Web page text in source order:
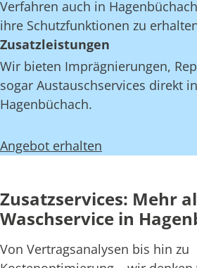
Verfahren auch in
ihre Schutzfunktionen zu
Zusatzleistungen
Wir bieten Imprägnierungen,
sogar Austauschservices direkt in
Hagenbüchach.
Angebot erhalten
Zusatzservices: Mehr
Waschservice in
Von Vertragsanalysen bis hin zu